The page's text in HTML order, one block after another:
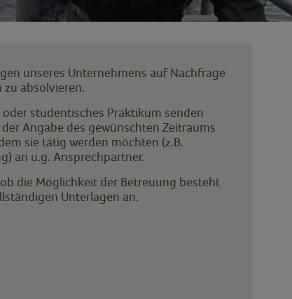
unseres Unternehmens auf Nachfrage
absolvieren.
studentisches Praktikum senden
Angabe des gewünschten Zeitraums
sie tätig werden möchten (z.B.
an u.g. Ansprechpartner.
die Möglichkeit der Betreuung besteht
Unterlagen an.